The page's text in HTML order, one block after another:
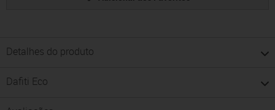
Detalhes do produto
Dafiti Eco